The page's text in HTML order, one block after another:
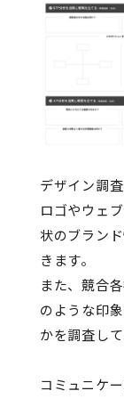
デザイン調査
ロゴやウェ
状のブラン
きます。
また、競合
のような印
かを調査して
コミュニケ